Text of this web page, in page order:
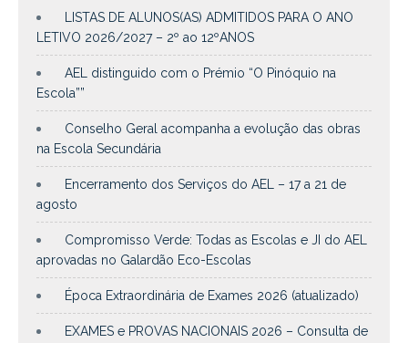
LISTAS DE ALUNOS(AS) ADMITIDOS PARA O ANO
LETIVO 2026/2027 – 2º ao 12ºANOS
AEL distinguido com o Prémio “O Pinóquio na
Escola””
Conselho Geral acompanha a evolução das obras
na Escola Secundária
Encerramento dos Serviços do AEL – 17 a 21 de
agosto
Compromisso Verde: Todas as Escolas e JI do AEL
aprovadas no Galardão Eco-Escolas
Época Extraordinária de Exames 2026 (atualizado)
EXAMES e PROVAS NACIONAIS 2026 – Consulta de